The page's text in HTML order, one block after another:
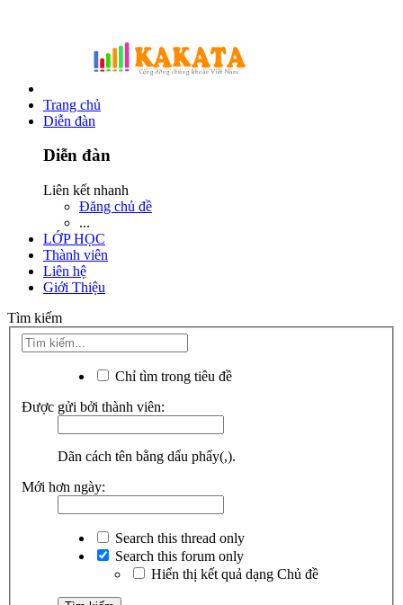
Trang chủ
Diễn đàn
Diễn đàn
Liên kết nhanh
Đăng chủ đề
...
LỚP HỌC
Thành viên
Liên hệ
Giới Thiệu
Tìm kiếm
Chỉ tìm trong tiêu đề
Được gửi bởi thành viên:
Dãn cách tên bằng dấu phẩy(,).
Mới hơn ngày:
Search this thread only
Search this forum only
Hiển thị kết quả dạng Chủ đề